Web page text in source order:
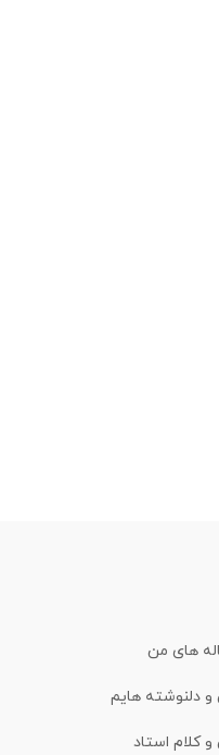
های من
دلنوشته هایم
کلام استاد